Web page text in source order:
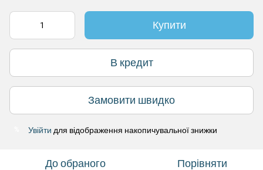
Купити
В кредит
Замовити швидко
Увійти для відображення накопичувальної знижки
До обраного Порівняти